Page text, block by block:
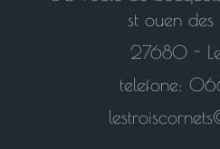
st ouen des
27680 -
telefone: